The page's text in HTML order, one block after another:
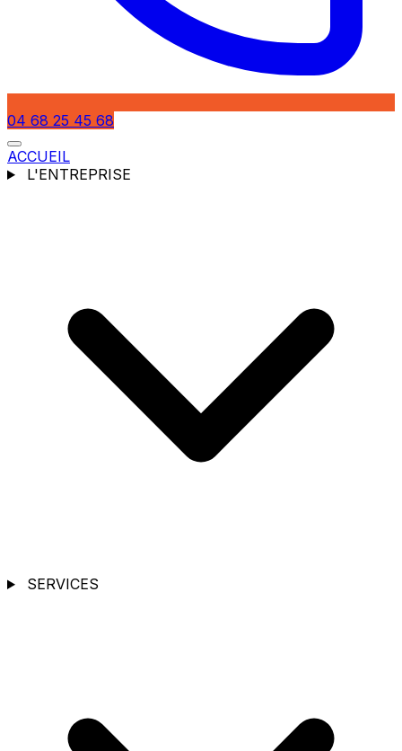
04 68 25 45 68
ACCUEIL
L'ENTREPRISE
SERVICES